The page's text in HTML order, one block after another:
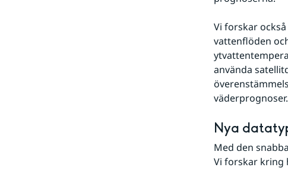
Vi forskar
vattenflöden
använda
väderprognoser.
Nya
Med den
Vi forskar kring